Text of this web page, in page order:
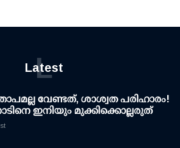
Latest
L
വേണ്ടത്, ശാശ്വത പരിഹാരം!
ഇനിയും മുക്കിക്കൊല്ലരുത്